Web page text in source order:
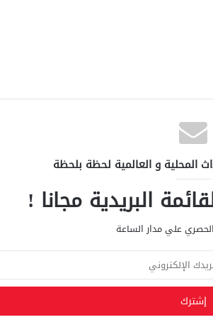
المحلية و العالمية لحظة بلحظة
البريدية مجانا !